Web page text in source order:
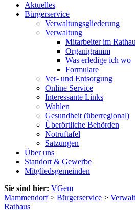
Aktuelles
Bürgerservice
Verwaltungsgliederung
Verwaltung
Mitarbeiter im
Organigramm
Was erledige ich wo
Formulare
Ver- und Entsorgung
Online Service
Interessante Links
Wahlen
Gesundheit (überregional)
Überörtliche Behörden
Notruftafel
Satzungen
Über uns
Standort & Gewerbe
Mitgliedsgemeinden
Sie sind hier: VGem
Mammendorf> Bürgerservice >
Rathaus